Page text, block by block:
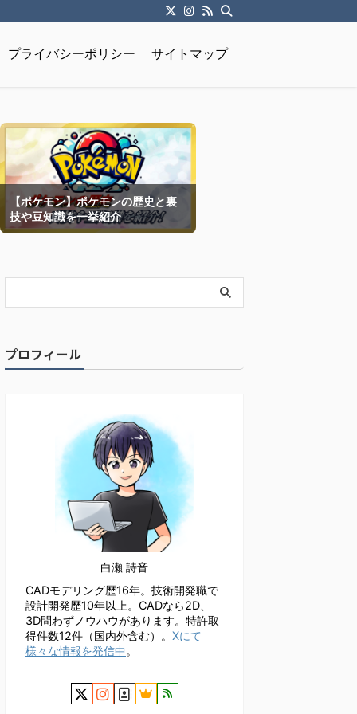
プライバシーポリシー サイトマップ
【ポケモン】ポケモンの歴史と裏
技や豆知識を一挙紹介
プロフィール
白瀬 詩音
CADモデリング歴16年。技術開発職で
設計開発歴10年以上。CADなら2D、
3D問わずノウハウがあります。特許取
得件数12件（国内外含む）。 Xにて
様々な情報を発信中 。